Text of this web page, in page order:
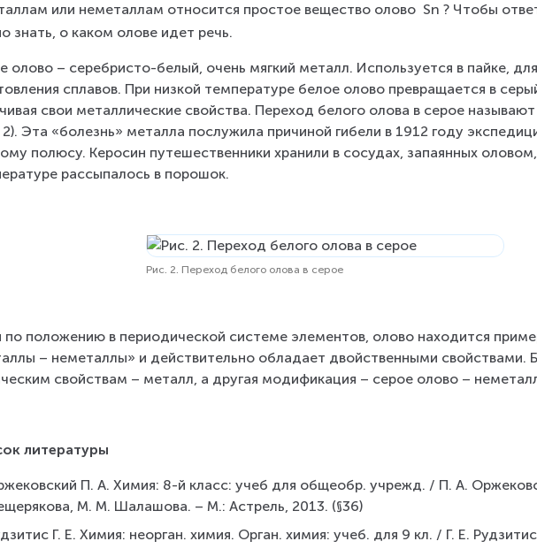
или неметаллам относится простое вещество олово Sn ? Чтобы
знать, о каком олове идет речь.
олово – серебристо-белый, очень мягкий металл. Используется в пайке,
сплавов. При низкой температуре белое олово превращается в
свои металлические свойства. Переход белого олова в серое
2). Эта «болезнь» металла послужила причиной гибели в 1912 году
полюсу. Керосин путешественники хранили в сосудах, запаянных
рассыпалось в порошок.
Рис. 2. Переход белого олова в серое
по положению в периодической системе элементов, олово находится
– неметаллы» и действительно обладает двойственными свойствами.
свойствам – металл, а другая модификация – серое олово –
литературы
П. А. Химия: 8-й класс: учеб для общеобр. учрежд. / П. А.
М. М. Шалашова. – М.: Астрель, 2013. (§36)
Г. Е. Химия: неорган. химия. Орган. химия: учеб. для 9 кл. / Г. Е.